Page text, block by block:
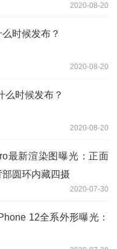
2020-08-20
时候发布？
2020-08-20
么时候发布？
2020-08-20
最新渲染图曝光：正面
圆环内藏四摄
2020-07-30
12全系外形曝光：